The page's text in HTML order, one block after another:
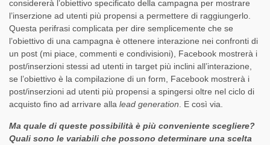
considererà l’obiettivo specificato della campagna per mostrare
l’inserzione ad utenti più propensi a permettere di raggiungerlo.
Questa perifrasi complicata per dire semplicemente che se
l’obiettivo di una campagna è ottenere interazione nei confronti di
un post (mi piace, commenti e condivisioni), Facebook mostrerà i
post/inserzioni stessi ad utenti in target più inclini all’interazione,
se l’obiettivo è la compilazione di un form, Facebook mostrerà i
post/inserzioni ad utenti più propensi a spingersi oltre nel ciclo di
acquisto fino ad arrivare alla lead generation . E così via.
Ma quale di queste possibilità è più conveniente scegliere?
Quali sono le variabili che possono determinare una scelta